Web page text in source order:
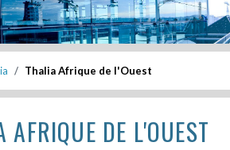
Thalia Afrique de l'Ouest
AFRIQUE DE L'OUEST